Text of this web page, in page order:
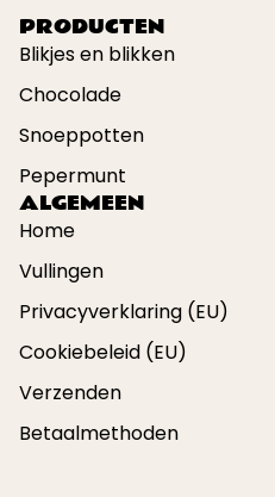
PRODUCTEN
Blikjes en blikken
Chocolade
Snoeppotten
Pepermunt
ALGEMEEN
Home
Vullingen
Privacyverklaring (EU)
Cookiebeleid (EU)
Verzenden
Betaalmethoden